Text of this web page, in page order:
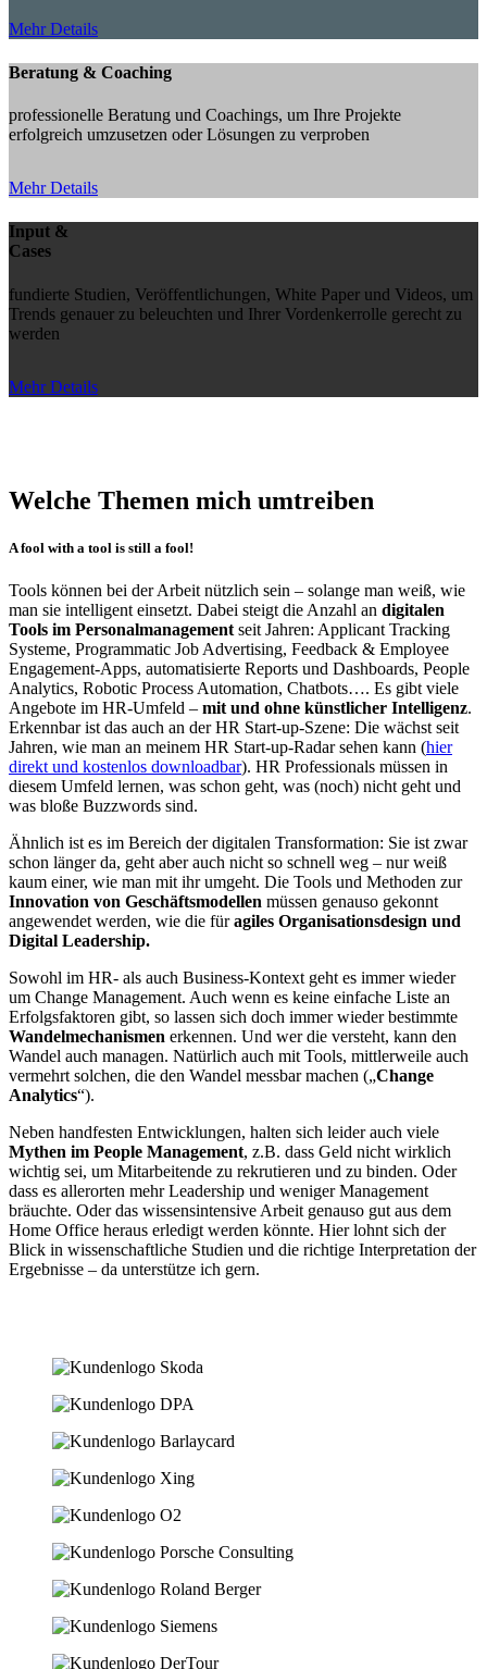
Mehr Details
Beratung & Coaching
professionelle Beratung und Coachings, um Ihre Projekte
erfolgreich umzusetzen oder Lösungen zu verproben
Mehr Details
Input &
Cases
fundierte Studien, Veröffentlichungen, White Paper und Videos, um
Trends genauer zu beleuchten und Ihrer Vordenkerrolle gerecht zu
werden
Mehr Details
Welche Themen mich umtreiben
A fool with a tool is still a fool!
Tools können bei der Arbeit nützlich sein – solange man weiß, wie
man sie intelligent einsetzt. Dabei steigt die Anzahl an digitalen
Tools im Personalmanagement seit Jahren: Applicant Tracking
Systeme, Programmatic Job Advertising, Feedback & Employee
Engagement-Apps, automatisierte Reports und Dashboards, People
Analytics, Robotic Process Automation, Chatbots…. Es gibt viele
Angebote im HR-Umfeld – mit und ohne künstlicher Intelligenz.
Erkennbar ist das auch an der HR Start-up-Szene: Die wächst seit
Jahren, wie man an meinem HR Start-up-Radar sehen kann (hier
direkt und kostenlos downloadbar). HR Professionals müssen in
diesem Umfeld lernen, was schon geht, was (noch) nicht geht und
was bloße Buzzwords sind.
Ähnlich ist es im Bereich der digitalen Transformation: Sie ist zwar
schon länger da, geht aber auch nicht so schnell weg – nur weiß
kaum einer, wie man mit ihr umgeht. Die Tools und Methoden zur
Innovation von Geschäftsmodellen müssen genauso gekonnt
angewendet werden, wie die füragiles Organisationsdesign und
Digital Leadership.
Sowohl im HR- als auch Business-Kontext geht es immer wieder
um Change Management. Auch wenn es keine einfache Liste an
Erfolgsfaktoren gibt, so lassen sich doch immer wieder bestimmte
Wandelmechanismen erkennen. Und wer die versteht, kann den
Wandel auch managen. Natürlich auch mit Tools, mittlerweile auch
vermehrt solchen, die den Wandel messbar machen („Change
Analytics“).
Neben handfesten Entwicklungen, halten sich leider auch viele
Mythen im People Management, z.B. dass Geld nicht wirklich
wichtig sei, um Mitarbeitende zu rekrutieren und zu binden. Oder
dass es allerorten mehr Leadership und weniger Management
bräuchte. Oder das wissensintensive Arbeit genauso gut aus dem
Home Office heraus erledigt werden könnte. Hier lohnt sich der
Blick in wissenschaftliche Studien und die richtige Interpretation der
Ergebnisse – da unterstütze ich gern.